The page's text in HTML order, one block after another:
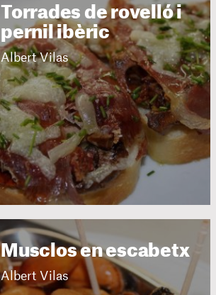
Torrades de rovelló i
pernil ibèric
Albert Vilas
Musclos en escabetx
Albert Vilas